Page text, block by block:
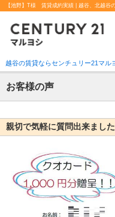
【池野】T様 賃貸成約実績 | 越谷、北越谷
越谷の賃貸ならセンチュリー21マル
お客様の声
親切で気軽に質問出来ました